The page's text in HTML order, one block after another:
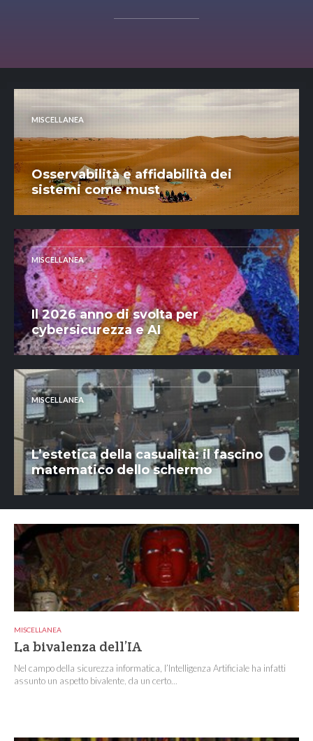
MISCELLANEA
Osservabilità e affidabilità dei
sistemi come must
MISCELLANEA
Il 2026 anno di svolta per
cybersicurezza e AI
MISCELLANEA
L’estetica della casualità: il fascino
matematico dello schermo
MISCELLANEA
La bivalenza dell’IA
Nel campo della sicurezza informatica, l’Intelligenza Artificiale ha infatti
assunto un aspetto bivalente, da un certo...